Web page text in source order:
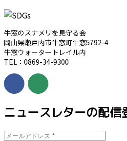
牛窓のスナメリを見守る会
岡山県瀬戸内市牛窓町牛窓5792-4
牛窓ウォータートレイル内
TEL：0869-34-9300
ニュースレターの配信